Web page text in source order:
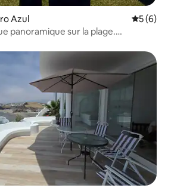
Azul
5 (6)
panoramique sur la plage.